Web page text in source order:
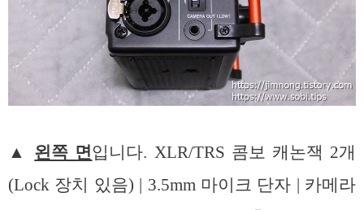
▲ 왼쪽 면입니다. XLR/TRS 콤보 캐논잭 2개
(Lock 장치 있음) | 3.5mm 마이크 단자 | 카메라